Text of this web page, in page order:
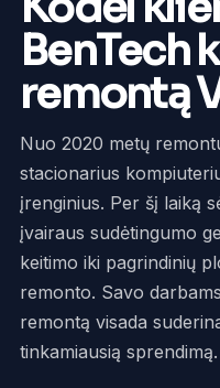
BenTech
remontą
Nuo 2020 metų
stacionarius
įrenginius. Per šį laiką
įvairaus sudėtingumo
keitimo iki pagrindinių
remonto. Savo
remontą visada
tinkamiausią sprendimą.